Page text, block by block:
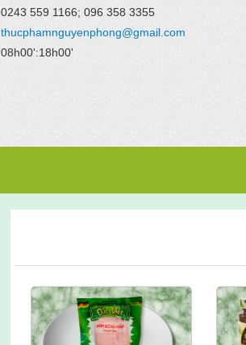
0243 559 1166; 096 358 3355
thucphamnguyenphong@gmail.com
08h00':18h00'